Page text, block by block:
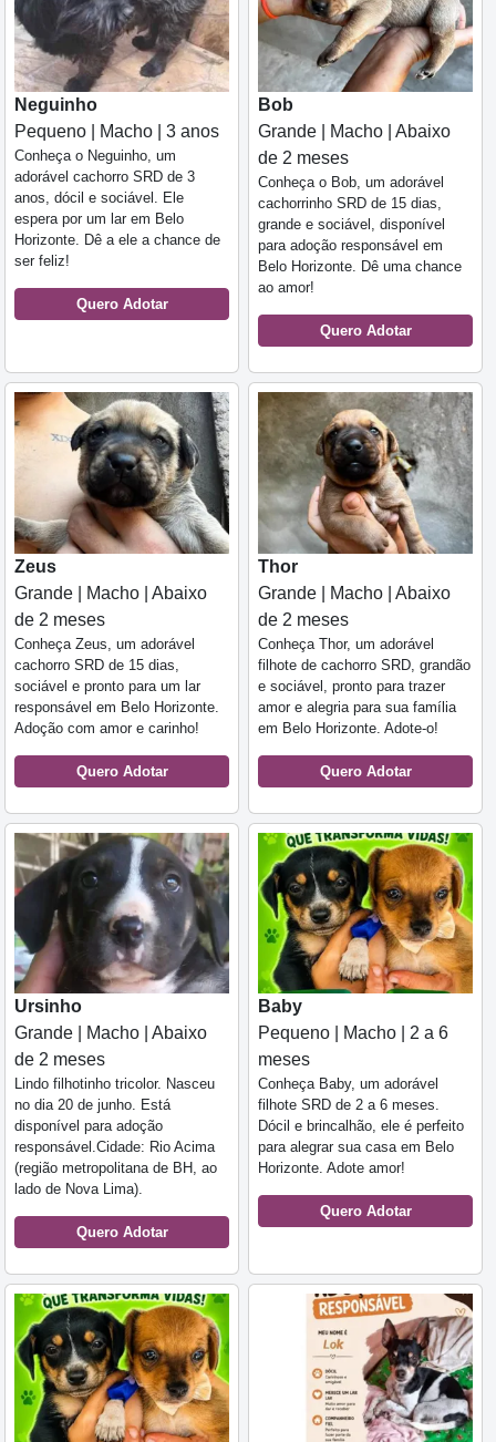
Neguinho
Pequeno | Macho | 3 anos
Conheça o Neguinho, um
adorável cachorro SRD de 3
anos, dócil e sociável. Ele
espera por um lar em Belo
Horizonte. Dê a ele a chance de
ser feliz!
Quero Adotar
Bob
Grande | Macho | Abaixo
de 2 meses
Conheça o Bob, um adorável
cachorrinho SRD de 15 dias,
grande e sociável, disponível
para adoção responsável em
Belo Horizonte. Dê uma chance
ao amor!
Quero Adotar
Zeus
Grande | Macho | Abaixo
de 2 meses
Conheça Zeus, um adorável
cachorro SRD de 15 dias,
sociável e pronto para um lar
responsável em Belo Horizonte.
Adoção com amor e carinho!
Quero Adotar
Thor
Grande | Macho | Abaixo
de 2 meses
Conheça Thor, um adorável
filhote de cachorro SRD, grandão
e sociável, pronto para trazer
amor e alegria para sua família
em Belo Horizonte. Adote-o!
Quero Adotar
Ursinho
Grande | Macho | Abaixo
de 2 meses
Lindo filhotinho tricolor. Nasceu
no dia 20 de junho. Está
disponível para adoção
responsável.Cidade: Rio Acima
(região metropolitana de BH, ao
lado de Nova Lima).
Quero Adotar
Baby
Pequeno | Macho | 2 a 6
meses
Conheça Baby, um adorável
filhote SRD de 2 a 6 meses.
Dócil e brincalhão, ele é perfeito
para alegrar sua casa em Belo
Horizonte. Adote amor!
Quero Adotar